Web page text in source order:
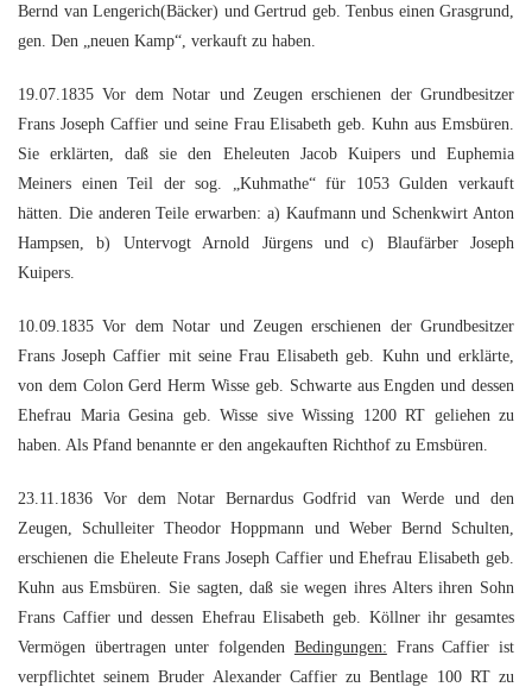
Bernd van Lengerich(Bäcker) und Gertrud geb. Tenbus einen Grasgrund,
gen. Den „neuen Kamp“, verkauft zu haben.
19.07.1835 Vor dem Notar und Zeugen erschienen der Grundbesitzer
Frans Joseph Caffier und seine Frau Elisabeth geb. Kuhn aus Emsbüren.
Sie erklärten, daß sie den Eheleuten Jacob Kuipers und Euphemia
Meiners einen Teil der sog. „Kuhmathe“ für 1053 Gulden verkauft
hätten. Die anderen Teile erwarben: a) Kaufmann und Schenkwirt Anton
Hampsen, b) Untervogt Arnold Jürgens und c) Blaufärber Joseph
Kuipers.
10.09.1835 Vor dem Notar und Zeugen erschienen der Grundbesitzer
Frans Joseph Caffier mit seine Frau Elisabeth geb. Kuhn und erklärte,
von dem Colon Gerd Herm Wisse geb. Schwarte aus Engden und dessen
Ehefrau Maria Gesina geb. Wisse sive Wissing 1200 RT geliehen zu
haben. Als Pfand benannte er den angekauften Richthof zu Emsbüren.
23.11.1836 Vor dem Notar Bernardus Godfrid van Werde und den
Zeugen, Schulleiter Theodor Hoppmann und Weber Bernd Schulten,
erschienen die Eheleute Frans Joseph Caffier und Ehefrau Elisabeth geb.
Kuhn aus Emsbüren. Sie sagten, daß sie wegen ihres Alters ihren Sohn
Frans Caffier und dessen Ehefrau Elisabeth geb. Köllner ihr gesamtes
Vermögen übertragen unter folgenden Bedingungen: Frans Caffier ist
verpflichtet seinem Bruder Alexander Caffier zu Bentlage 100 RT zu